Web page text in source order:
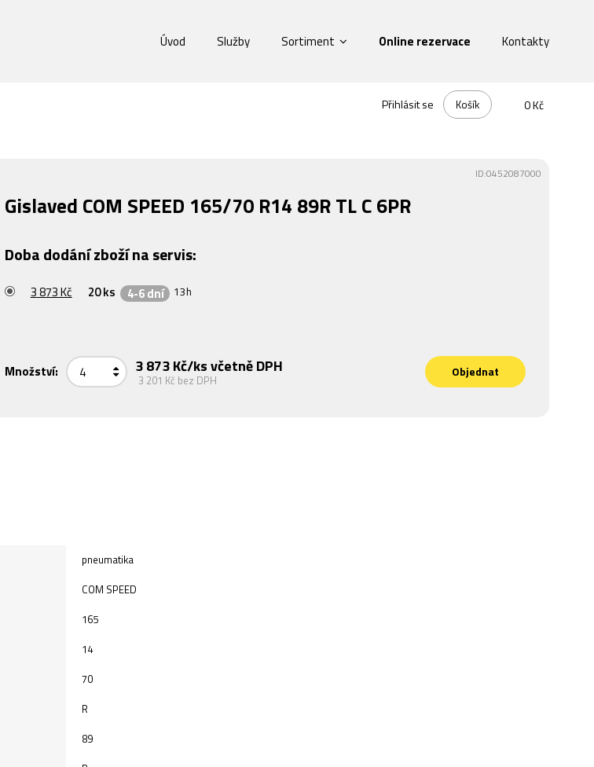
Úvod Služby Sortiment Online rezervace Kontakty
0 Kč
Košík
Přihlásit se
ID:0452087000
Gislaved COM SPEED 165/70 R14 89R TL C 6PR
Doba dodání zboží na servis:
3 873 Kč 20 ks 4-6 dní 13h
Množství: 3 873 Kč/ks včetně DPH
3 201 Kč bez DPH
Objednat
pneumatika
COM SPEED
165
14
70
R
89